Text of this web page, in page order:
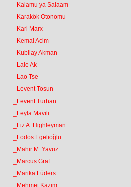
_Kalamu ya Salaam
_Karakök Otonomu
_Karl Marx
_Kemal Acim
_Kubilay Akman
_Lale Ak
_Lao Tse
_Levent Tosun
_Levent Turhan
_Leyla Mavili
_Liz A. Highleyman
_Lodos Egelioğlu
_Mahir M. Yavuz
_Marcus Graf
_Marika Lüders
_Mehmet Kazım